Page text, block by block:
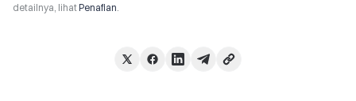
detailnya, lihatPenafian.